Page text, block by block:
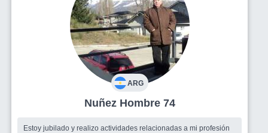
ARG
Nuñez Hombre 74
Estoy jubilado y realizo actividades relacionadas a mi profesión